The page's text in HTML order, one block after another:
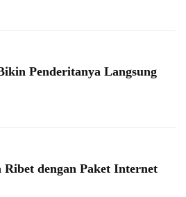
Penderitanya Langsung
Ribet dengan Paket Internet